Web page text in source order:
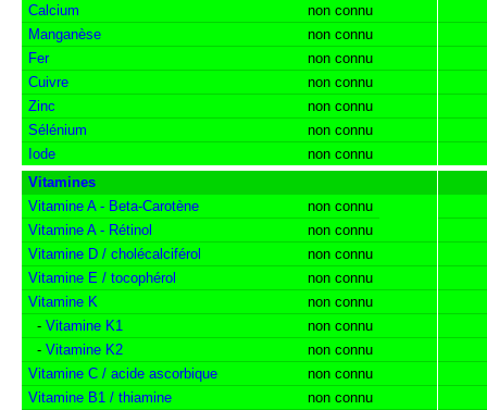
Calcium
non connu
Manganèse
non connu
Fer
non connu
Cuivre
non connu
Zinc
non connu
Sélénium
non connu
Iode
non connu
Vitamines
Vitamine A - Beta-Carotène
non connu
Vitamine A - Rétinol
non connu
Vitamine D / cholécalciférol
non connu
Vitamine E / tocophérol
non connu
Vitamine K
non connu
- Vitamine K1
non connu
- Vitamine K2
non connu
Vitamine C / acide ascorbique
non connu
Vitamine B1 / thiamine
non connu